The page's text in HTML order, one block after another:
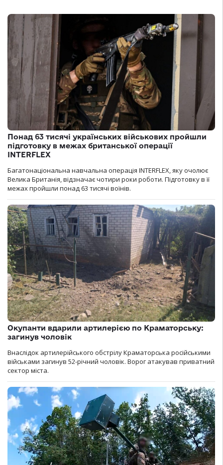
Понад 63 тисячі українських військових пройшли
підготовку в межах британської операції
INTERFLEX
Багатонаціональна навчальна операція INTERFLEX, яку очолює
Велика Британія, відзначає чотири роки роботи. Підготовку в її
межах пройшли понад 63 тисячі воїнів.
Окупанти вдарили артилерією по Краматорську:
загинув чоловік
Внаслідок артилерійського обстрілу Краматорська російськими
військами загинув 52-річний чоловік. Ворог атакував приватний
сектор міста.